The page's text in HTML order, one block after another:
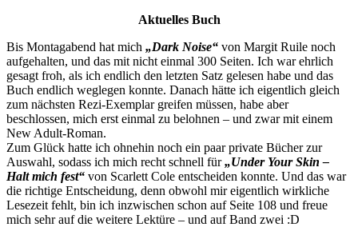
Aktuelles Buch
Bis Montagabend hat mich „Dark Noise“ von Margit Ruile noch
aufgehalten, und das mit nicht einmal 300 Seiten. Ich war ehrlich
gesagt froh, als ich endlich den letzten Satz gelesen habe und das
Buch endlich weglegen konnte. Danach hätte ich eigentlich gleich
zum nächsten Rezi-Exemplar greifen müssen, habe aber
beschlossen, mich erst einmal zu belohnen – und zwar mit einem
New Adult-Roman.
Zum Glück hatte ich ohnehin noch ein paar private Bücher zur
Auswahl, sodass ich mich recht schnell für„Under Your Skin –
Halt mich fest“ von Scarlett Cole entscheiden konnte. Und das war
die richtige Entscheidung, denn obwohl mir eigentlich wirkliche
Lesezeit fehlt, bin ich inzwischen schon auf Seite 108 und freue
mich sehr auf die weitere Lektüre – und auf Band zwei :D